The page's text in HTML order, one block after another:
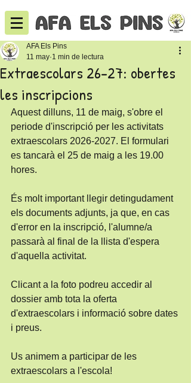
Extraescolars 26-27: obertes
les inscripcions
AFA Els Pins
11 may 1 min de lectura
Aquest dilluns, 11 de maig, s'obre el
periode d'inscripció per les activitats
extraescolars 2026-2027. El formulari
es tancarà el 25 de maig a les 19.00
hores.
És molt important llegir detingudament
els documents adjunts, ja que, en cas
d'error en la inscripció, l'alumne/a
passarà al final de la llista d'espera
d'aquella activitat.
Clicant a la foto podreu accedir al
dossier amb tota la oferta
d'extraescolars i informació sobre dates
i preus.
Us animem a participar de les
extraescolars a l'escola!